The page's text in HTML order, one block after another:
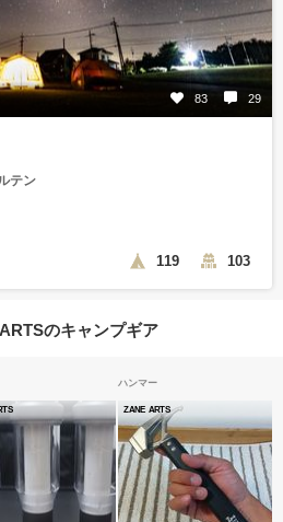
83 29
テン
119 103
のキャンプギア
ハンマー
ZANE ARTS